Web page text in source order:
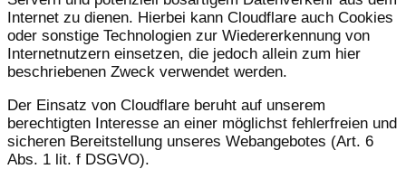
Internet zu dienen. Hierbei kann Cloudflare auch Cookies
oder sonstige Technologien zur Wiedererkennung von
Internetnutzern einsetzen, die jedoch allein zum hier
beschriebenen Zweck verwendet werden.
Der Einsatz von Cloudflare beruht auf unserem
berechtigten Interesse an einer möglichst fehlerfreien und
sicheren Bereitstellung unseres Webangebotes (Art. 6
Abs. 1 lit. f DSGVO).